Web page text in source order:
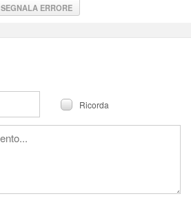
SEGNALA ERRORE
Ricorda